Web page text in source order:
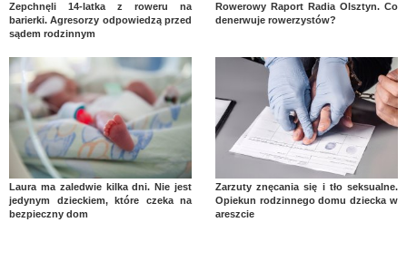
Zepchnęli 14-latka z roweru na
barierki. Agresorzy odpowiedzą przed
sądem rodzinnym
Rowerowy Raport Radia Olsztyn. Co
denerwuje rowerzystów?
Laura ma zaledwie kilka dni. Nie jest
jedynym dzieckiem, które czeka na
bezpieczny dom
Zarzuty znęcania się i tło seksualne.
Opiekun rodzinnego domu dziecka w
areszcie